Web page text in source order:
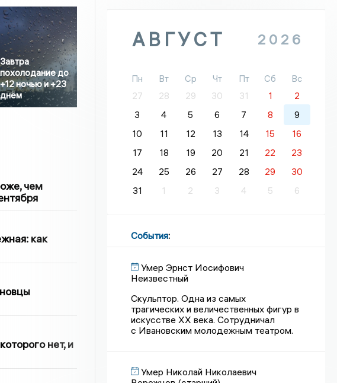
Завтра
похолодание до
+12 ночью и +23
днём
чем
как
нет, и
АВГУСТ 2026
Пн Вт Ср Чт Пт Сб
Вс
27
28 29 30 31 1
2
3
4 5 6 7 8
9
10
11 12 13 14 15
16
17
18 19 20 21 22
23
24
25 26 27 28 29
30
31
1 2 3 4 5 6
События:
Умер Эрнст Иосифович
Неизвестный
Скульптор. Одна из самых
трагических и величественных фигур в
искусстве XX века. Сотрудничал
с Ивановским молодежным театром.
Умер Николай Николаевич